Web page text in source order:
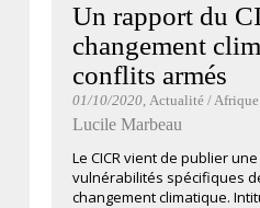
Un rapport du
changement
conflits armés
01/10/2020, Actualité / Afrique
Lucile Marbeau
Le CICR vient de publier
vulnérabilités spécifiques
changement climatique.